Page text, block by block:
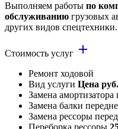
Выполняем работы по
обслуживанию грузовых
других видов спецтехники.
Стоимость услуг add
Ремонт ходовой
Вид услуги Цена
Замена
Замена балки
Замена рессоры